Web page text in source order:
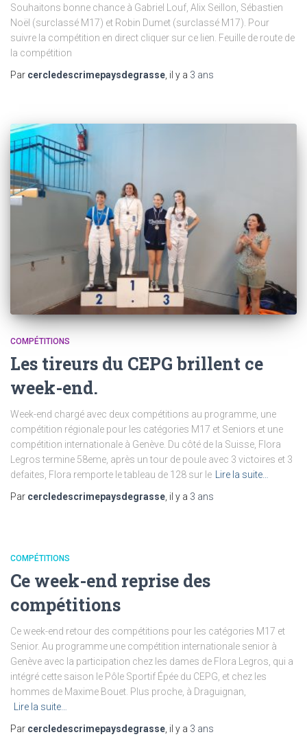
Souhaitons bonne chance à Gabriel Louf, Alix Seillon, Sébastien
Noël (surclassé M17) et Robin Dumet (surclassé M17). Pour
suivre la compétition en direct cliquer sur ce lien. Feuille de route de
la compétition
Par cercledescrimepaysdegrasse , il y a 3 ans
COMPÉTITIONS
Les tireurs du CEPG brillent ce
week-end.
Week-end chargé avec deux compétitions au programme, une
compétition régionale pour les catégories M17 et Seniors et une
compétition internationale à Genève. Du côté de la Suisse, Flora
Legros termine 58eme, après un tour de poule avec 3 victoires et 3
defaites, Flora remporte le tableau de 128 sur le Lire la suite…
Par cercledescrimepaysdegrasse, il y a 3 ans
COMPÉTITIONS
Ce week-end reprise des
compétitions
Ce week-end retour des compétitions pour les catégories M17 et
Senior. Au programme une compétition internationale senior à
Genève avec la participation chez les dames de Flora Legros, qui a
intégré cette saison le Pôle Sportif Épée du CEPG, et chez les
hommes de Maxime Bouet. Plus proche, à Draguignan,
Lire la suite…
Par cercledescrimepaysdegrasse, il y a 3 ans